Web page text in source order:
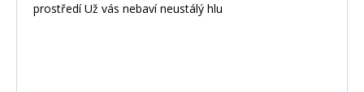
prostředí Už vás nebaví neustálý hlu